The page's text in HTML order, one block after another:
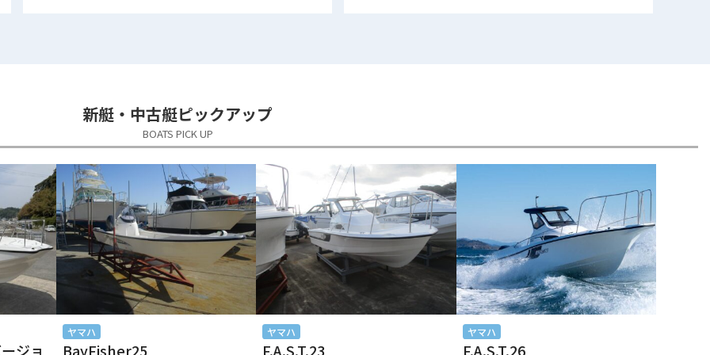
新艇・中古艇ピックアップ
BOATS PICK UP
ジョ
ヤマハ
BayFisher25
ヤマハ
F.A.S.T.23
ヤマハ
F.A.S.T.26